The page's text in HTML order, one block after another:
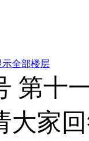
示全部楼层
第十
大家